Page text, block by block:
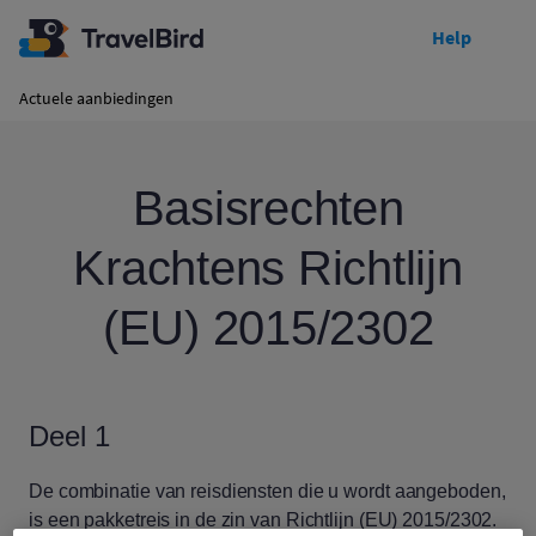
Help
Actuele aanbiedingen
Basisrechten
Krachtens Richtlijn
(EU) 2015/2302
Deel 1
De combinatie van reisdiensten die u wordt aangeboden,
is een pakketreis in de zin van Richtlijn (EU) 2015/2302.